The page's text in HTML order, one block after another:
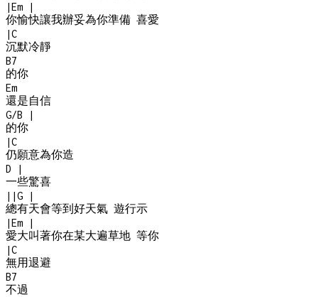
|Em
|
你愉快讓我辦妥為你準備 喜愛
|C
沉默冷靜
B7
的你
Em
還是自信
G/B
|
的你
|C
仍願意為你造
D
|
一些驚喜
| |G
|
總有天會等到好天氣 遊行示
|Em
|
愛大叫著你在某大遍草地 等你
|C
無用退避
B7
不過